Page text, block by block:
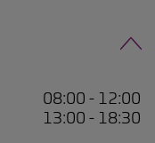
08:00 - 12:00
13:00 - 18:30